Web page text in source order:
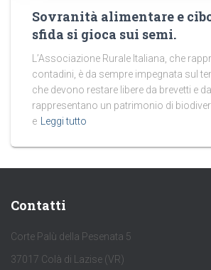
Sovranità alimentare e
sfida si gioca sui semi.
L’Associazione Rurale Italiana, che
contadini, è da sempre impegnata sul
che devono restare libere da brevetti e
rappresentano un patrimonio di
e
Leggi tutto
Contatti
Corte Palù della Pesenata 5
37017 Colà di Lazise (VR)